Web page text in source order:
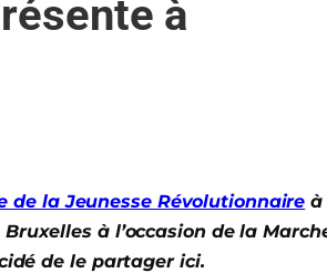
à
de la Jeunesse Révolutionnaire à
à l’occasion de la
de le partager ici.